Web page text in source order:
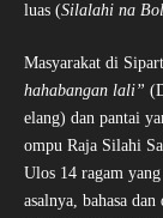
luas (Silalahi na
Masyarakat di
hahabangan lali”
elang) dan pantai
ompu Raja Silahi
Ulos 14 ragam
asalnya, bahasa